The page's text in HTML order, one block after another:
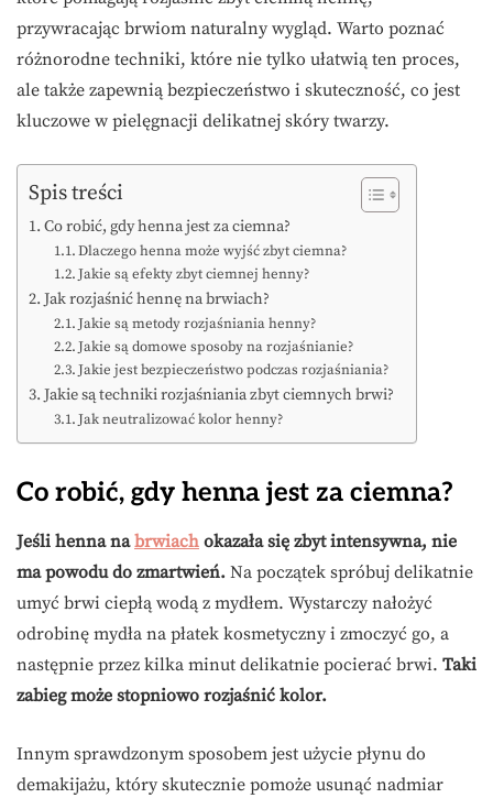
przywracając brwiom naturalny wygląd. Warto poznać
różnorodne techniki, które nie tylko ułatwią ten proces,
ale także zapewnią bezpieczeństwo i skuteczność, co jest
kluczowe w pielęgnacji delikatnej skóry twarzy.
Spis treści
Co robić, gdy henna jest za ciemna?
Dlaczego henna może wyjść zbyt ciemna?
Jakie są efekty zbyt ciemnej henny?
Jak rozjaśnić hennę na brwiach?
Jakie są metody rozjaśniania henny?
Jakie są domowe sposoby na rozjaśnianie?
Jakie jest bezpieczeństwo podczas rozjaśniania?
Jakie są techniki rozjaśniania zbyt ciemnych brwi?
Jak neutralizować kolor henny?
Co robić, gdy henna jest za ciemna?
Jeśli henna nabrwiach okazała się zbyt intensywna, nie
ma powodu do zmartwień. Na początek spróbuj delikatnie
umyć brwi ciepłą wodą z mydłem. Wystarczy nałożyć
odrobinę mydła na płatek kosmetyczny i zmoczyć go, a
następnie przez kilka minut delikatnie pocierać brwi. Taki
zabieg może stopniowo rozjaśnić kolor.
Innym sprawdzonym sposobem jest użycie płynu do
demakijażu, który skutecznie pomoże usunąć nadmiar